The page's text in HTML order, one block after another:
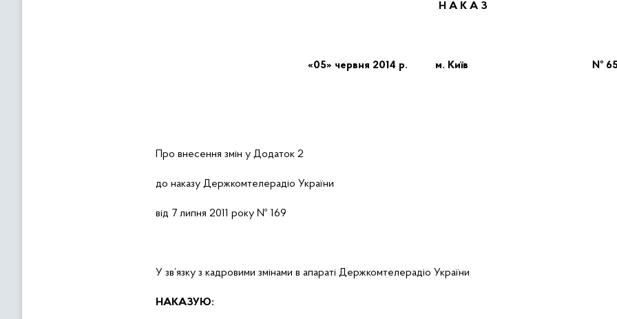
Н А К А З
«05» червня 2014 р. м. Київ №
Про внесення змін у Додаток 2
до наказу Держкомтелерадіо України
від 7 липня 2011 року № 169
У зв’язку з кадровими змінами в апараті Держкомтелерадіо України
НАКАЗУЮ: